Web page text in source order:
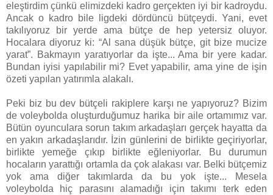
eleştirdim çünkü elimizdeki kadro gerçekten iyi bir kadroydu.
Ancak o kadro bile ligdeki dördüncü bütçeydi. Yani, evet
takılıyoruz bir yerde ama bütçe de hep yetersiz oluyor.
Hocalara diyoruz ki: “Al sana düşük bütçe, git bize mucize
yarat”. Bakmayın yaratıyorlar da işte... Ama bir yere kadar.
Bundan iyisi yapılabilir mi? Evet yapabilir, ama yine de işin
özeti yapılan yatırımla alakalı.
Peki biz bu dev bütçeli rakiplere karşı ne yapıyoruz? Bizim
de voleybolda oluşturduğumuz harika bir aile ortamımız var.
Bütün oyunculara sorun takım arkadaşları gerçek hayatta da
en yakın arkadaşlarıdır. İzin günlerini de birlikte geçiriyorlar,
birlikte yemeğe çıkıp birlikte eğleniyorlar. Bu durumun
hocaların yarattığı ortamla da çok alakası var. Belki bütçemiz
yok ama diğer takımlarda da bu yok işte... Mesela
voleybolda hiç parasını alamadığı için takımı terk eden